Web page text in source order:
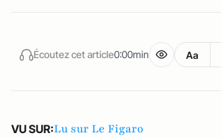
Écoutez cet article0:00min Aa
VU SUR:Lu sur Le Figaro